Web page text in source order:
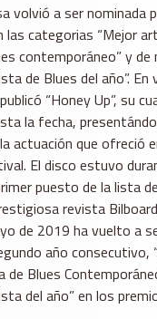
volvió a ser nominada
las categorias “Mejor
contemporáneo” y de
de Blues del año”. En
“Honey Up”, su
la fecha,
actuación que ofreció
El disco estuvo
puesto de la lista
revista
de 2019 ha vuelto a
año consecutivo,
Blues
del año” en los